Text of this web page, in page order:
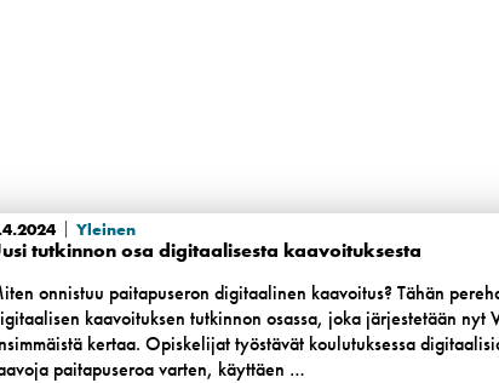
Yleinen
tutkinnon osa digitaalisesta kaavoituksesta
onnistuu paitapuseron digitaalinen kaavoitus? Tähän
kaavoituksen tutkinnon osassa, joka järjestetään nyt
kertaa. Opiskelijat työstävät koulutuksessa
paitapuseroa varten, käyttäen …